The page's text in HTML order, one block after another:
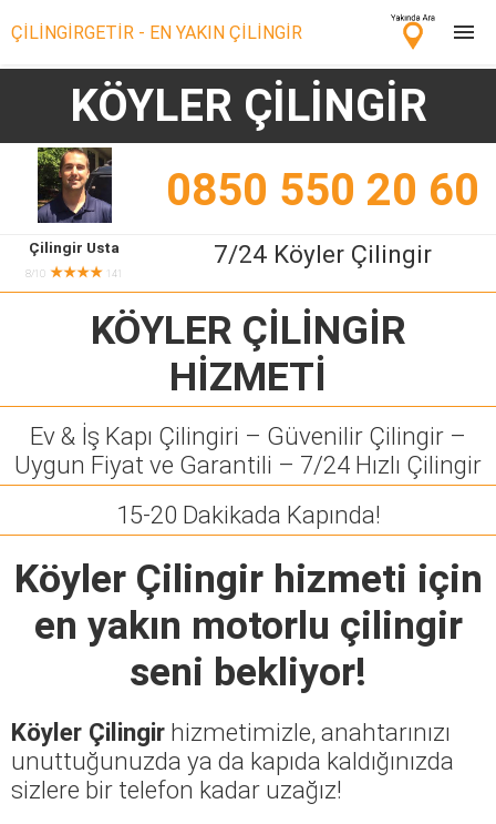
ÇİLİNGİRGETİR - EN YAKIN ÇİLİNGİR
Çilingir Ara
Çilingir misin? Bize Katıl!
KÖYLER ÇİLİNGİR
0850 550 20 60
Çilingir Usta
8/10 ★★★★ 141
7/24 Köyler Çilingir
KÖYLER ÇİLİNGİR
HİZMETİ
Ev & İş Kapı Çilingiri – Güvenilir Çilingir –
Uygun Fiyat ve Garantili – 7/24 Hızlı Çilingir
15-20 Dakikada Kapında!
Köyler Çilingirhizmeti için
en yakın motorlu çilingir
seni bekliyor!
Köyler Çilingir hizmetimizle, anahtarınızı
unuttuğunuzda ya da kapıda kaldığınızda
sizlere bir telefon kadar uzağız!